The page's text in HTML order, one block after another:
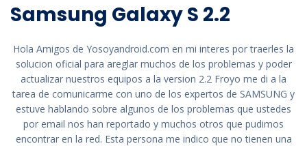
Samsung Galaxy S 2.2
Hola Amigos de Yosoyandroid.com en mi interes por traerles la
solucion oficial para areglar muchos de los problemas y poder
actualizar nuestros equipos a la version 2.2 Froyo me di a la
tarea de comunicarme con uno de los expertos de SAMSUNG y
estuve hablando sobre algunos de los problemas que ustedes
por email nos han reportado y muchos otros que pudimos
encontrar en la red. Esta persona me indico que no tienen una